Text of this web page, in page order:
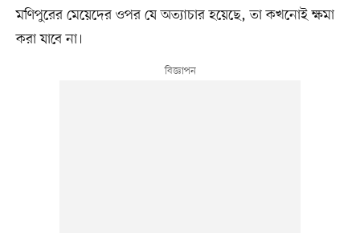
মণিপুরের মেয়েদের ওপর যে অত্যাচার হয়েছে, তা কখনোই ক্ষমা
করা যাবে না।